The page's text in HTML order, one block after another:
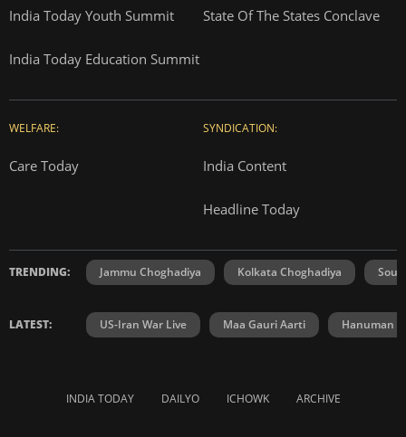
India Today Youth Summit State Of The States Conclave
India Today Education Summit
WELFARE:
Care Today
SYNDICATION:
India Content
Headline Today
TRENDING: Jammu Choghadiya Kolkata Choghadiya
LATEST: US-Iran War Live Maa Gauri Aarti Hanuman
INDIA TODAY DAILYO ICHOWK ARCHIVE